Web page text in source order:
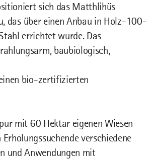
sich das Matthlihüs
das über einen Anbau in Holz-100-
errichtet wurde. Das
baubiologisch,
bio-zertifizierten
mit 60 Hektar eigenen Wiesen
verschiedene
und Anwendungen mit